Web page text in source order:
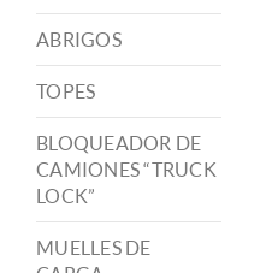
ABRIGOS
TOPES
BLOQUEADOR DE
CAMIONES “TRUCK
LOCK”
MUELLES DE